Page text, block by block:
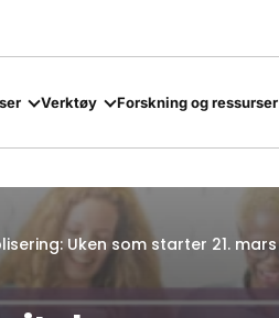
Verktøy Forskning og ressurser
Uken som starter 21. mars